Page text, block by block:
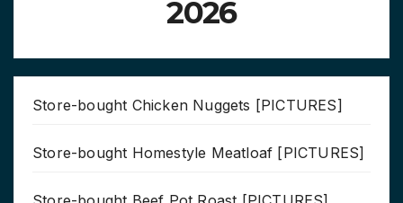
2026
Store-bought Chicken Nuggets [PICTURES]
Store-bought Homestyle Meatloaf [PICTURES]